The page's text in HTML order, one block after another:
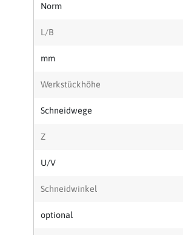
Norm
L/B
mm
Werkstückhöhe
Schneidwege
Z
U/V
Schneidwinkel
optional